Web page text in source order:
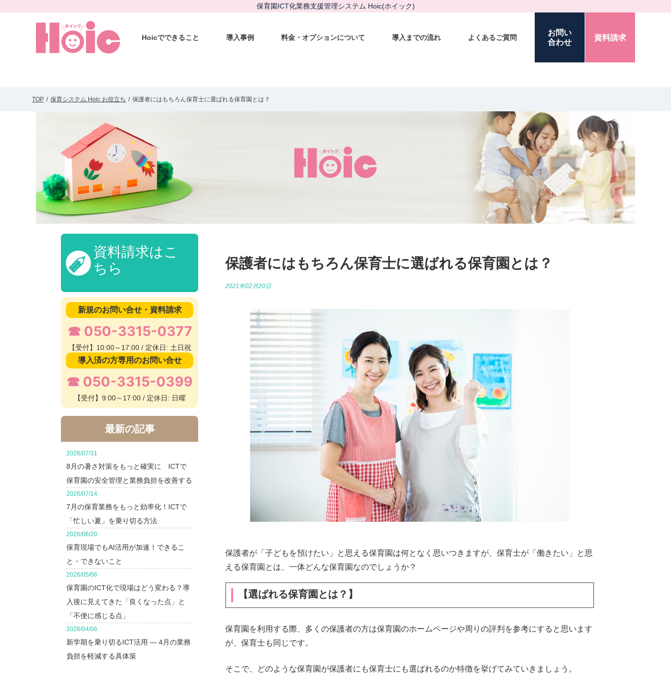
保育園ICT化業務支援管理システム Hoic(ホイック)
Hoicでできること 導入事例 料金・オプションについて 導入までの流れ よくあるご質問
お問い
合わせ
資料請求
TOP 保育システム Hoic お役立ち 保護者にはもちろん保育士に選ばれる保育園とは？
保護者にはもちろん保育士に選ばれる保育園とは？
2021年02月20日
保護者が「子どもを預けたい」と思える保育園は何となく思いつきますが、保育士が「働きたい」と思
える保育園とは、一体どんな保育園なのでしょうか？
【選ばれる保育園とは？】
保育園を利用する際、多くの保護者の方は保育園のホームページや周りの評判を参考にすると思います
が、保育士も同じです。
そこで、どのような保育園が保護者にも保育士にも選ばれるのか特徴を挙げてみていきましょう。
資料請求はこ
ちら
新規のお問い合せ・資料請求
☎ 050-3315-0377
【受付】10:00～17:00 / 定休日: 土日祝
導入済の方専用のお問い合せ
☎ 050-3315-0399
【受付】9:00～17:00 / 定休日: 日曜
最新の記事
2026/07/31
8月の暑さ対策をもっと確実に ICTで
保育園の安全管理と業務負担を改善する
2026/07/14
7月の保育業務をもっと効率化！ICTで
「忙しい夏」を乗り切る方法
2026/06/20
保育現場でもAI活用が加速！できるこ
と・できないこと
2026/05/06
保育園のICT化で現場はどう変わる？導
入後に見えてきた「良くなった点」と
「不便に感じる点」
2026/04/06
新学期を乗り切るICT活用 ― 4月の業務
負担を軽減する具体策